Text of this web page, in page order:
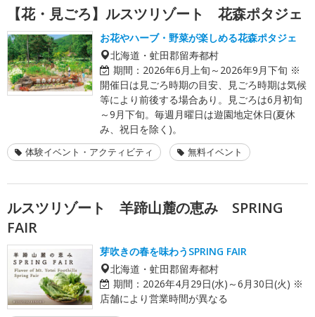
【花・見ごろ】ルスツリゾート 花森ポタジェ
お花やハーブ・野菜が楽しめる花森ポタジェ
北海道・虻田郡留寿都村
期間： 2026年6月上旬～2026年9月下旬 ※
開催日は見ごろ時期の目安、見ごろ時期は気候
等により前後する場合あり。見ごろは6月初旬
～9月下旬。毎週月曜日は遊園地定休日(夏休
み、祝日を除く)。
体験イベント・アクティビティ 無料イベント
ルスツリゾート 羊蹄山麓の恵み SPRING
FAIR
芽吹きの春を味わうSPRING FAIR
北海道・虻田郡留寿都村
期間： 2026年4月29日(水)～6月30日(火) ※
店舗により営業時間が異なる